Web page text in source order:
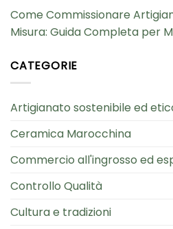
Come Commissionare
Misura: Guida Completa per
CATEGORIE
Artigianato sostenibile ed
Ceramica Marocchina
Commercio all'ingrosso ed
Controllo Qualità
Cultura e tradizioni